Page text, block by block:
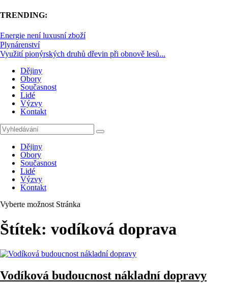
TRENDING:
Energie není luxusní zboží
Plynárenství
Využití pionýrských druhů dřevin při obnově lesů...
Dějiny
Obory
Současnost
Lidé
Výzvy
Kontakt
Dějiny
Obory
Současnost
Lidé
Výzvy
Kontakt
Vyberte možnost Stránka
Štítek: vodíková doprava
Vodíková budoucnost nákladní dopravy